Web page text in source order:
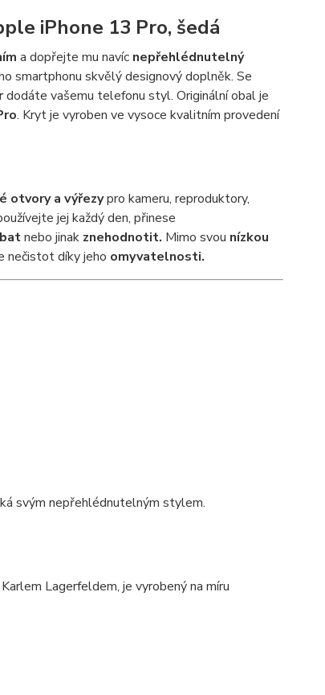
iPhone 13 Pro, šedá
a dopřejte mu navíc nepřehlédnutelný
smartphonu skvělý designový doplněk. Se
dodáte vašemu telefonu styl. Originální obal je
. Kryt je vyroben ve vysoce kvalitním provedení
otvory a výřezypro kameru, reproduktory,
jej každý den, přinese
nebo jinak znehodnotit. Mimo svou nízkou
nečistot díky jeho omyvatelnosti.
svým nepřehlédnutelným stylem.
Lagerfeldem, je vyrobený na míru